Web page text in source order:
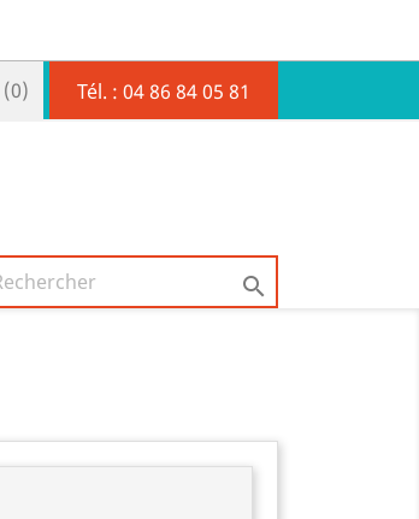
(0) Tél. : 04 86 84 05 81
